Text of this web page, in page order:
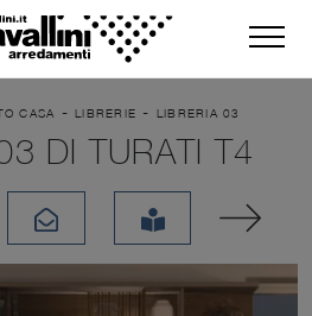
CASA - LIBRERIE - LIBRERIA 03
DI TURATI T4